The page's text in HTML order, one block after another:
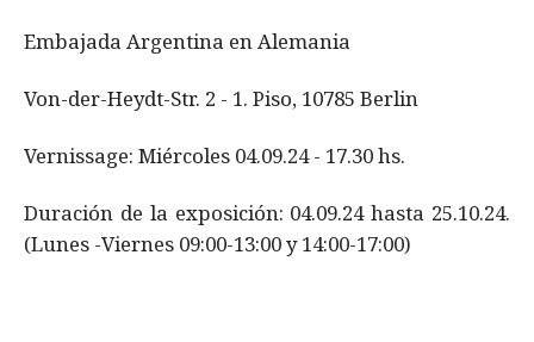
Embajada Argentina en Alemania
Von-der-Heydt-Str. 2 - 1. Piso, 10785 Berlin
Vernissage: Miércoles 04.09.24 - 17.30 hs.
Duración de la exposición: 04.09.24 hasta 25.10.24.
(Lunes -Viernes 09:00-13:00 y 14:00-17:00)